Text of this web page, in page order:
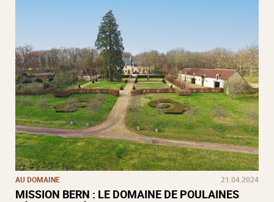
AU DOMAINE 21.04.2024
MISSION BERN : LE DOMAINE DE POULAINES